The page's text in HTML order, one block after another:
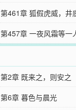
第461章 狐假虎威，井
第457章 一夜风霜等一
第2章 既来之，则安之
第6章 暮色与晨光